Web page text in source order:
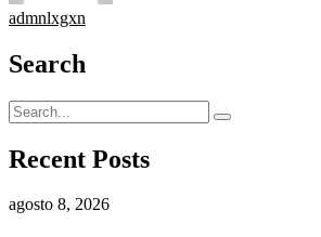
admnlxgxn
Search
Recent Posts
agosto 8, 2026